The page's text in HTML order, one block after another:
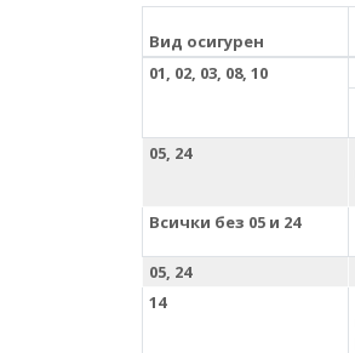
Вид осигурен
01, 02, 03, 08, 10
05, 24
Всички без 05 и 24
05, 24
14